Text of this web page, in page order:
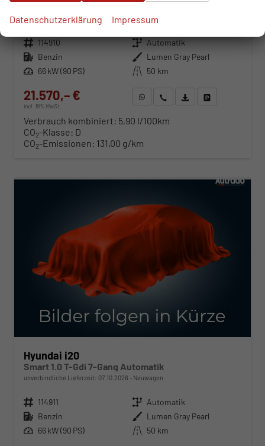
unverbindliche Lieferzeit:07.10.2026 Neuwagen
Fahrzeugnr. 114910 Getriebe Automatik
Kraftstoff Benzin Außenfarbe Lumen Gray Pearl
Leistung 66 kW (90 PS) Kilometerstand 50 km
21.570,– €
incl. 19% MwSt.
WhatsApp anfragen
Wir rufen Sie anFahrzeugexposé (PDF)
Verbrauch kombiniert: 5,90 l/100km
CO2-Klasse: D
CO2-Emissionen: 131,00 g/km
Hyundai i20
Smart 1.0 T-Gdi 7-Gang Automatik
unverbindliche Lieferzeit: 07.10.2026 Neuwagen
Fahrzeugnr. 114911 Getriebe Automatik
Kraftstoff Benzin Außenfarbe Lumen Gray Pearl
Leistung 66 kW (90 PS) Kilometerstand 50 km
Datenschutzerklärung Impressum